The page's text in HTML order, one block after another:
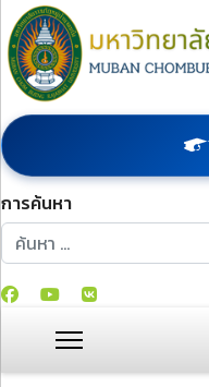
การค้นหา
การค้นหา